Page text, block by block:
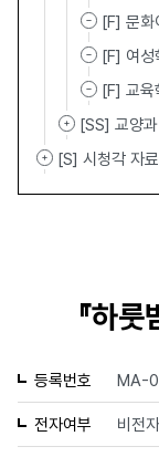
[F] 문화
[F] 여성
[F] 교육
[SS] 교양
[S] 시청각 자료
『하
등록번호 MA-
전자여부 비전자